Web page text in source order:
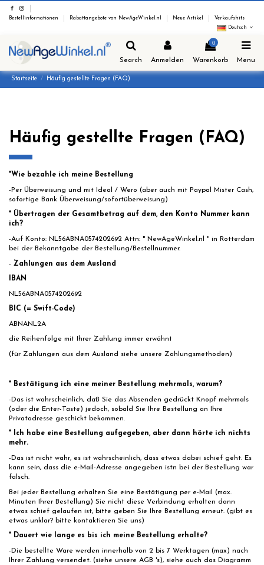
Bestellinformationen Rabattangebote von NewAgeWinkel.nl Neue Artikel
Verkaufshits
Deutsch
Search Anmelden
0
Warenkorb Menu
Startseite Häufig gestellte Fragen (FAQ)
Häufig gestellte Fragen (FAQ)
*Wie bezahle ich meine Bestellung
-Per Überweisung und mit Ideal / Wero (aber auch mit Paypal Mister Cash,
sofortige Bank Überweisung/sofortüberweisung)
* Übertragen der Gesamtbetrag auf dem, den Konto Nummer kann
ich?
-Auf Konto: NL56ABNA0574202692 Attn: '' NewAgeWinkel.nl '' in Rotterdam
bei der Bekanntgabe der Bestellung/Bestellnummer.
- Zahlungen aus dem Ausland
IBAN
NL56ABNA0574202692
BIC (= Swift-Code)
ABNANL2A
die Reihenfolge mit Ihrer Zahlung immer erwähnt
(für Zahlungen aus dem Ausland siehe unsere Zahlungsmethoden)
* Bestätigung ich eine meiner Bestellung mehrmals, warum?
-Das ist wahrscheinlich, daß Sie das Absenden gedrückt Knopf mehrmals
(oder die Enter-Taste) jedoch, sobald Sie Ihre Bestellung an Ihre
Privatadresse geschickt bekommen.
* Ich habe eine Bestellung aufgegeben, aber dann hörte ich nichts
mehr.
-Das ist nicht wahr, es ist wahrscheinlich, dass etwas dabei schief geht. Es
kann sein, dass die e-Mail-Adresse angegeben istn bei der Bestellung war
falsch.
Bei jeder Bestellung erhalten Sie eine Bestätigung per e-Mail (max.
Minuten Ihrer Bestellung) Sie nicht diese Verbindung erhalten dann
etwas schief gelaufen ist, bitte geben Sie Ihre Bestellung erneut. (gibt es
etwas unklar? bitte kontaktieren Sie uns)
* Dauert wie lange es bis ich meine Bestellung erhalte?
-Die bestellte Ware werden innerhalb von 2 bis 7 Werktagen (max) nach
Ihrer Zahlung versendet. (siehe unsere AGB 's), siehe auch das Diagramm